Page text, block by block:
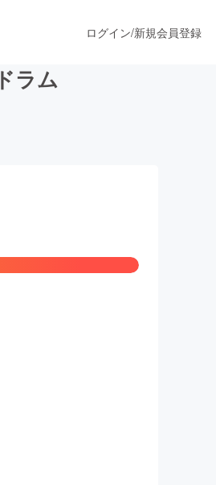
ログイン/新規会員登録
ラム